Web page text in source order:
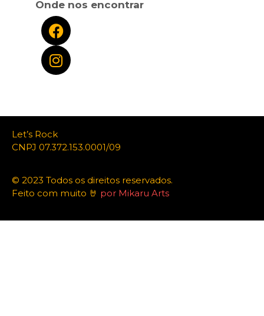
Onde nos encontrar
Let’s Rock
CNPJ 07.372.153.0001/09
© 2023 Todos os direitos reservados.
Feito com muito 🤘 por Mikaru Arts